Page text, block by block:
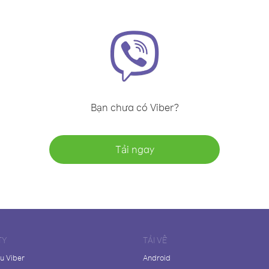
Bạn chưa có Viber?
Tải ngay
Viber
TẢI VỀ
Android